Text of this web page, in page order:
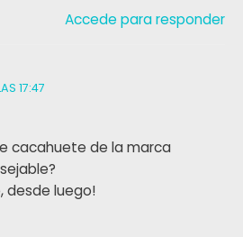
Accede para responder
17:47
cacahuete de la marca
desde luego!